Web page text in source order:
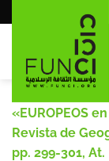
al
«EUROPEOS
Revista de
pp. 299-301, At.